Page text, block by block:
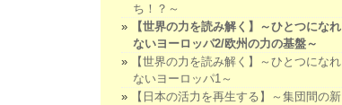
ち！？～
【世界の力を読み解く】～ひとつになれ
ないヨーロッパ2/欧州の力の基盤～
【世界の力を読み解く】～ひとつになれ
ないヨーロッパ1～
【日本の活力を再生する】～集団間の新